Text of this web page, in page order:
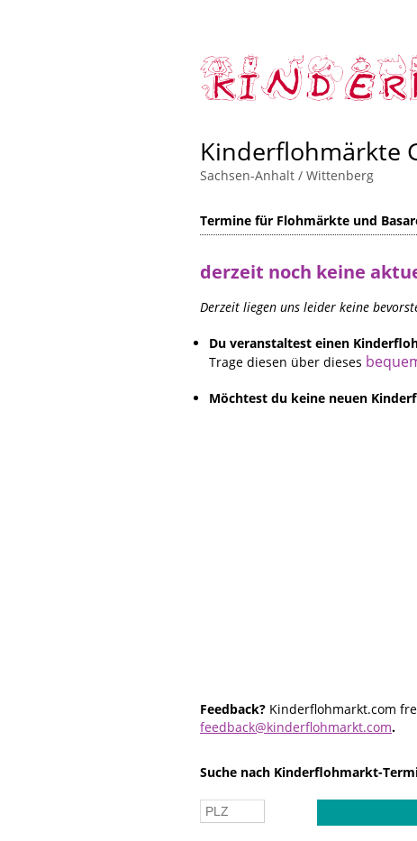
Kinderflohmärkte
Sachsen-Anhalt / Wittenberg
Termine für Flohmärkte und
derzeit noch keine
Derzeit liegen uns leider keine
Du veranstaltest einen
Trage diesen über dieses
Möchtest du keine neuen
Feedback? Kinderflohmarkt.com
feedback@kinderflohmarkt.com.
Suche nach Kinderflohmarkt-